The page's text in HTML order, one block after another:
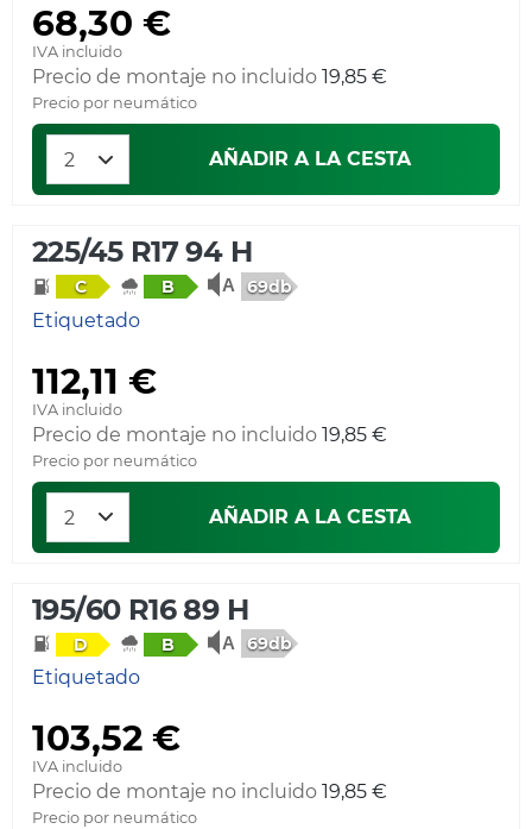
68,30 €
IVA incluido
Precio de montaje no incluido 19,85 €
Precio por neumático
AÑADIR A LA CESTA
225/45 R17 94 H
C B 69db
Etiquetado
112,11 €
IVA incluido
Precio de montaje no incluido 19,85 €
Precio por neumático
AÑADIR A LA CESTA
195/60 R16 89 H
D B 69db
Etiquetado
103,52 €
IVA incluido
Precio de montaje no incluido 19,85 €
Precio por neumático